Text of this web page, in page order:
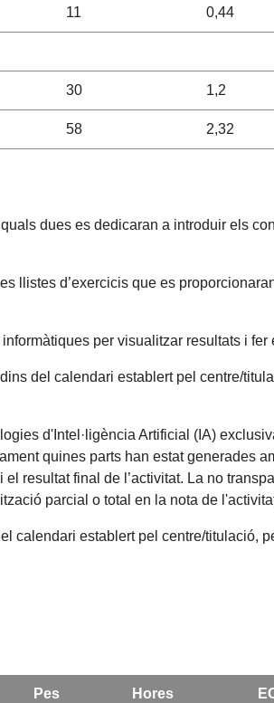
11 0,44
30 1,2
58 2,32
dues es dedicaran a introduir els
llistes d’exercicis que es
per visualitzar resultats i
del calendari establert pel centre/
d'Intel·ligència Artificial (IA)
quines parts han estat generades
resultat final de l’activitat. La no
parcial o total en la nota de
calendari establert pel centre/titulació,
Pes Hores